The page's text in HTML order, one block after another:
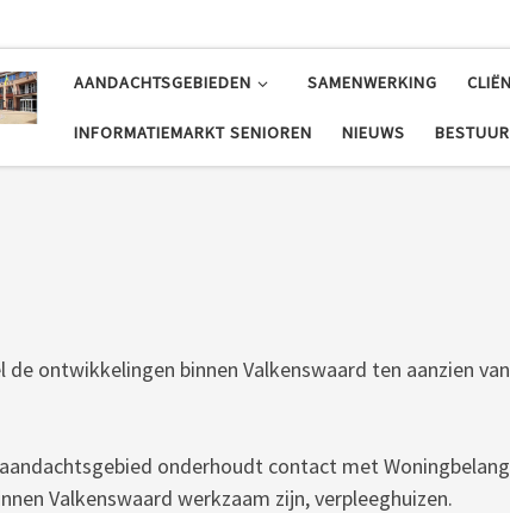
AANDACHTSGEBIEDEN SAMENWERKING
INFORMATIEMARKT SENIOREN NIEUWS BESTUUR
ontwikkelingen binnen Valkenswaard ten aanzien
onderhoudt contact met
Valkenswaard werkzaam zijn, verpleeghuizen.